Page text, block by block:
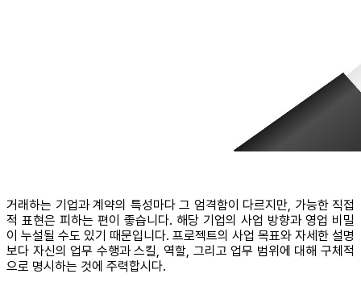
거래하는 기업과 계약의 특성마다 그 엄격함이 다르지만, 가능한 직접
적 표현은 피하는 편이 좋습니다. 해당 기업의 사업 방향과 영업 비밀
이 누설될 수도 있기 때문입니다. 프로젝트의 사업 목표와 자세한 설명
보다 자신의 업무 수행과 스킬, 역할, 그리고 업무 범위에 대해 구체적
으로 명시하는 것에 주력합시다.